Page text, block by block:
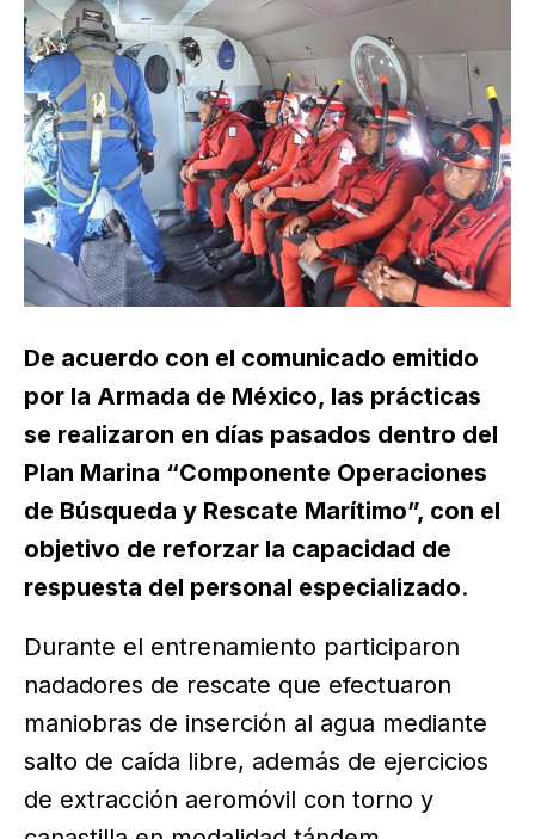
De acuerdo con el comunicado emitido
por la Armada de México, las prácticas
se realizaron en días pasados dentro del
Plan Marina “Componente Operaciones
de Búsqueda y Rescate Marítimo”, con el
objetivo de reforzar la capacidad de
respuesta del personal especializado.
Durante el entrenamiento participaron
nadadores de rescate que efectuaron
maniobras de inserción al agua mediante
salto de caída libre, además de ejercicios
de extracción aeromóvil con torno y